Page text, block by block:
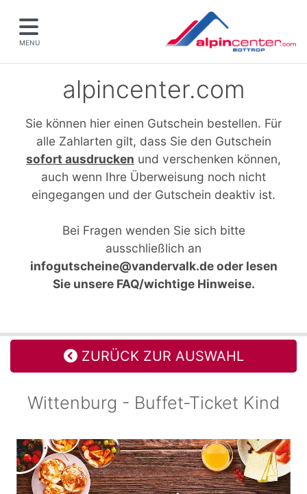
MENU
alpincenter.com
Sie können hier einen Gutschein bestellen. Für
alle Zahlarten gilt, dass Sie den Gutschein
sofort ausdrucken und verschenken können,
auch wenn Ihre Überweisung noch nicht
eingegangen und der Gutschein deaktiv ist.
Bei Fragen wenden Sie sich bitte
ausschließlich an
infogutscheine@vandervalk.de oder lesen
Sie unsere FAQ/wichtige Hinweise.
ZURÜCK ZUR AUSWAHL
Wittenburg - Buffet-Ticket Kind